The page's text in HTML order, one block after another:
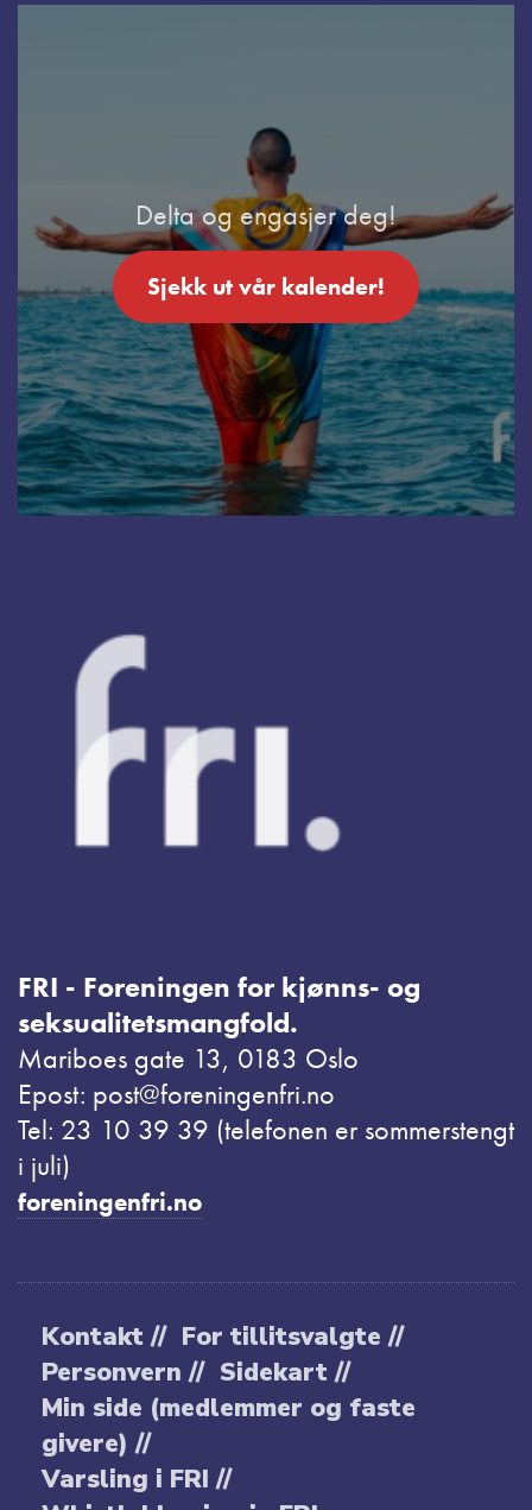
Delta og engasjer deg!
Sjekk ut vår kalender!
FRI - Foreningen for kjønns- og
seksualitetsmangfold.
Mariboes gate 13, 0183 Oslo
Epost: post@foreningenfri.no
Tel: 23 10 39 39 (telefonen er sommerstengt
i juli)
foreningenfri.no
Kontakt // For tillitsvalgte //
Personvern // Sidekart //
Min side (medlemmer og faste
givere) //
Varsling i FRI //